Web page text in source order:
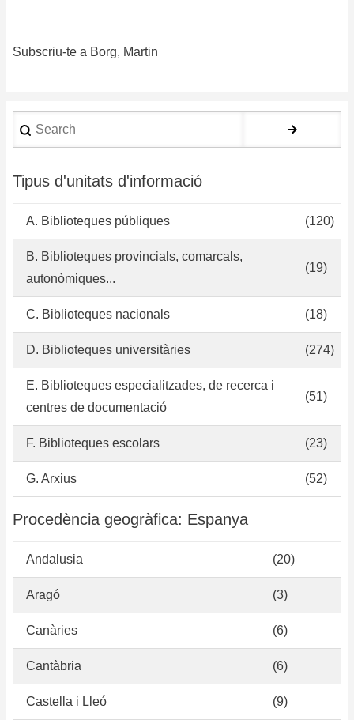
Subscriu-te a Borg, Martin
Search
Tipus d'unitats d'informació
A. Biblioteques públiques (120)
B. Biblioteques provincials, comarcals,
autonòmiques...
(19)
C. Biblioteques nacionals (18)
D. Biblioteques universitàries (274)
E. Biblioteques especialitzades, de recerca i
centres de documentació
(51)
F. Biblioteques escolars (23)
G. Arxius (52)
Procedència geogràfica: Espanya
Andalusia (20)
Aragó (3)
Canàries (6)
Cantàbria (6)
Castella i Lleó (9)